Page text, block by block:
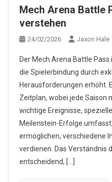
Mech Arena Battle
verstehen
24/02/2026 Jaxon Hale
Der Mech Arena Battle
die Spielerbindung durch
Herausforderungen erhöht.
Zeitplan, wobei jede Saison
wichtige Ereignisse,
Meilenstein-Erfolge
ermöglichen, verschiedene
verdienen. Das Verständnis
entscheidend, […]